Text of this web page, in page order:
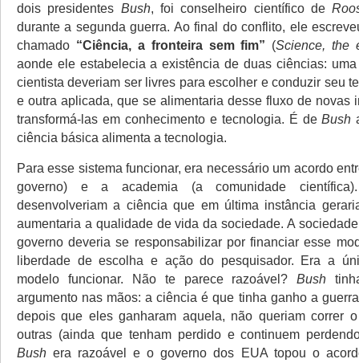
dois presidentes Bush, foi conselheiro científico de
durante a segunda guerra. Ao final do conflito, ele
chamado “Ciência, a fronteira sem fim” (Science, the
aonde ele estabelecia a existência de duas ciências:
cientista deveriam ser livres para escolher e conduzir seu
e outra aplicada, que se alimentaria desse fluxo de novas
transformá-las em conhecimento e tecnologia. É deBush
ciência básica alimenta a tecnologia.
Para esse sistema funcionar, era necessário um acordo
governo) e a academia (a comunidade
desenvolveriam a ciência que em última instância
aumentaria a qualidade de vida da sociedade. A
governo deveria se responsabilizar por financiar esse
liberdade de escolha e ação do pesquisador. Era a
modelo funcionar. Não te parece razoável?Bush
argumento nas mãos: a ciência é que tinha ganho a
depois que eles ganharam aquela, não queriam correr
outras (ainda que tenham perdido e continuem
Bushera razoável e o governo dos EUA topou o